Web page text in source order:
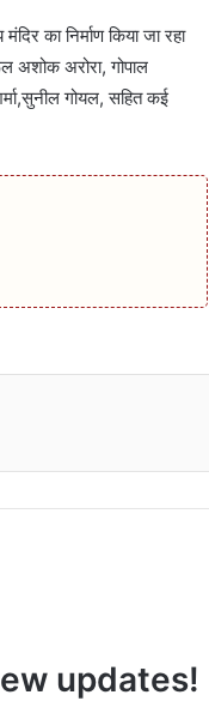
का निर्माण किया जा रहा
अशोक अरोरा, गोपाल
गोयल, सहित कई
updates!